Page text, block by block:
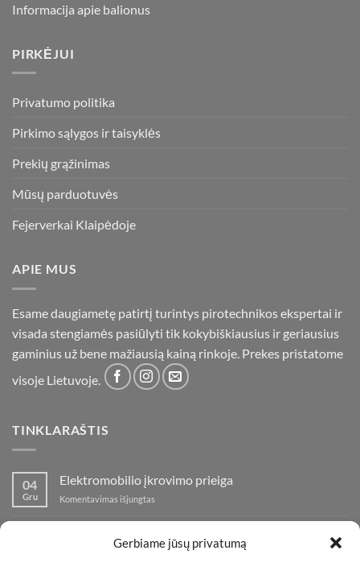
Gerbiame jūsų privatumą
Informacija apie balionus
PIRKĖJUI
Privatumo politika
Pirkimo sąlygos ir taisyklės
Prekių grąžinimas
Mūsų parduotuvės
Fejerverkai Klaipėdoje
APIE MUS
Esame daugiametę patirtį turintys pirotechnikos ekspertai ir
visada stengiamės pasiūlyti tik kokybiškiausius ir geriausius
gaminius už bene mažiausią kainą rinkoje. Prekes pristatome
visoje Lietuvoje.
TINKLARAŠTIS
04
Gru
Elektromobilio įkrovimo prieiga
Komentavimas išjungtas
prieiga
Komentavimas išjungtasįraše